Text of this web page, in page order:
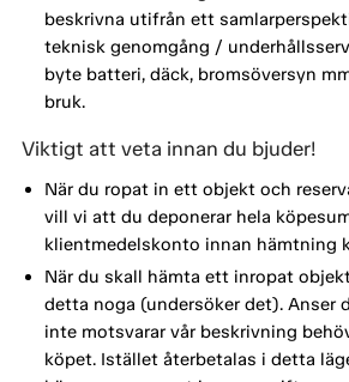
beskrivna utifrån ett
teknisk genomgång /
byte batteri, däck, bromsöversyn
bruk.
Viktigt att veta innan du bjuder!
När du ropat in ett objekt och
vill vi att du deponerar hela
klientmedelskonto innan hämtning
När du skall hämta ett inropat
detta noga (undersöker det). Anser
inte motsvarar vår beskrivning
köpet. Istället återbetalas i detta